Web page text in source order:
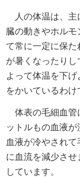
人の体温は、主
臓の動きやホル
て常に一定に保
が暑くなったり
よって体温を下
をかいているわけ
体表の毛細血管
ットルもの血液
血液が冷やされ
に血流を減少さ
しています。